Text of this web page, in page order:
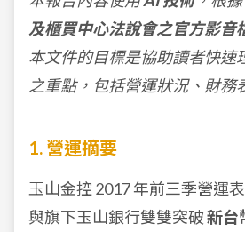
及櫃買中心法說會之官方影音
本文件的目標是協助讀者快速
之重點，包括營運狀況、財務
1. 營運摘要
玉山金控 2017 年前三季營運
與旗下玉山銀行雙雙突破新台